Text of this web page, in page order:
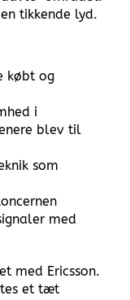
tikkende lyd.
købt og
i
blev til
som
med
med Ericsson.
et tæt